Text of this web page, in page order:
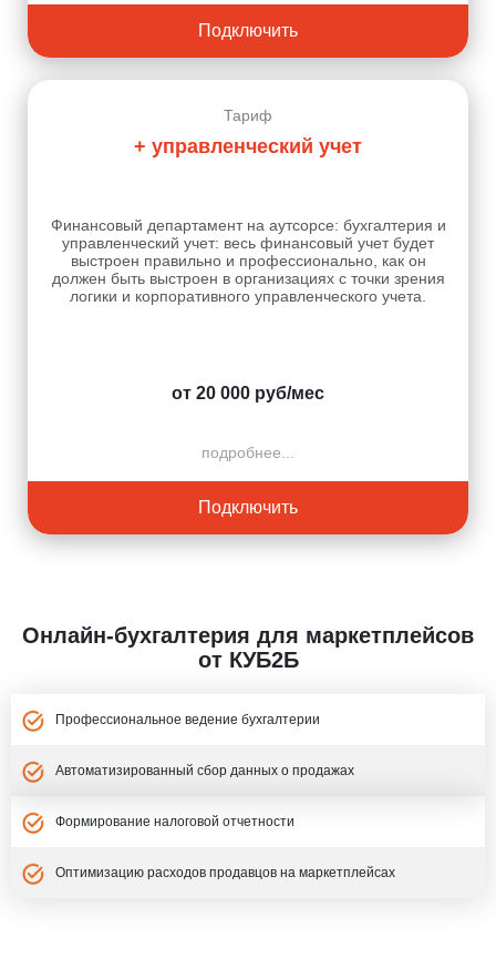
Подключить
Тариф
+ управленческий учет
Финансовый департамент на аутсорсе: бухгалтерия и
управленческий учет: весь финансовый учет будет
выстроен правильно и профессионально, как он
должен быть выстроен в организациях с точки зрения
логики и корпоративного управленческого учета.
от 20 000 руб/мес
подробнее...
Подключить
Онлайн-бухгалтерия для маркетплейсов
от КУБ2Б
Профессиональное ведение бухгалтерии
Автоматизированный сбор данных о продажах
Формирование налоговой отчетности
Оптимизацию расходов продавцов на маркетплейсах